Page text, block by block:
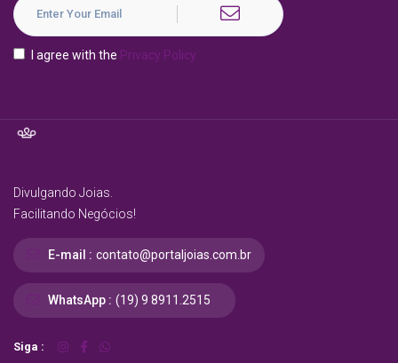
I agree with the Privacy Policy
Divulgando Joias.
Facilitando Negócios!
E-mail : contato@portaljoias.com.br
WhatsApp : (19) 9 8911.2515
Siga :